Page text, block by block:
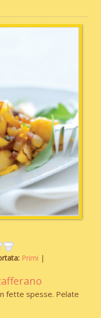
Primi
fette spesse. Pelate